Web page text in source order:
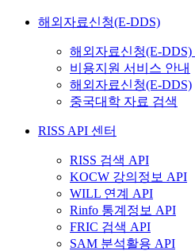
해외자료신청(E-DDS)
해외자료신청(E-DDS)
비용지원 서비스 안내
해외자료신청(E-DDS)
중국대학 자료 검색
RISS API 센터
RISS 검색 API
KOCW 강의정보 API
WILL 연계 API
Rinfo 통계정보 API
FRIC 검색 API
SAM 분석활용 API